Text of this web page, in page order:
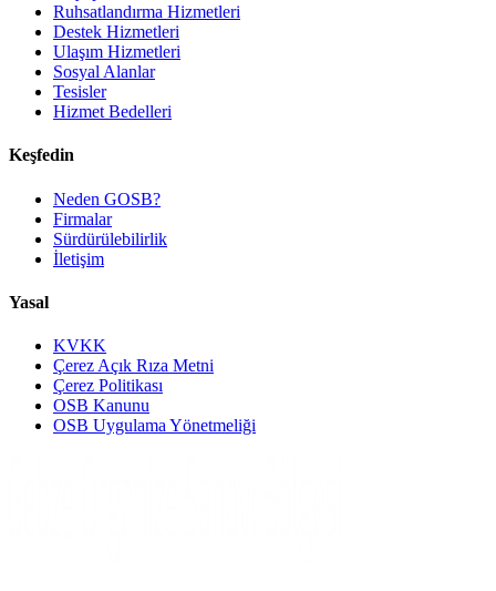
Ruhsatlandırma Hizmetleri
Destek Hizmetleri
Ulaşım Hizmetleri
Sosyal Alanlar
Tesisler
Hizmet Bedelleri
Keşfedin
Neden GOSB?
Firmalar
Sürdürülebilirlik
İletişim
Yasal
KVKK
Çerez Açık Rıza Metni
Çerez Politikası
OSB Kanunu
OSB Uygulama Yönetmeliği